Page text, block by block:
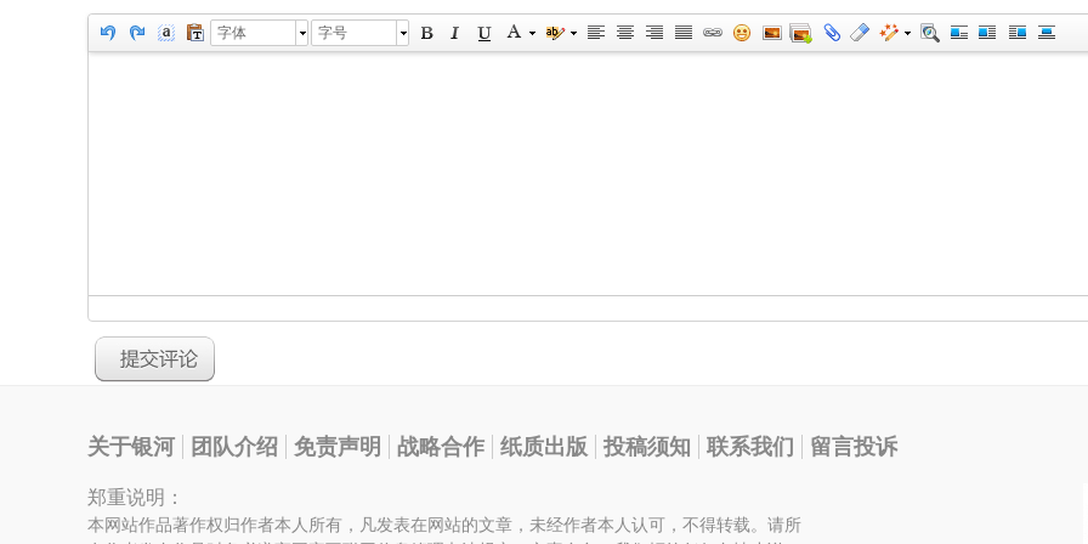
字体 字号
关于银河 团队介绍 免责声明 战略合作 纸质出版 投稿须知 联系我们 留言投诉
郑重说明：
本网站作品著作权归作者本人所有，凡发表在网站的文章，未经作者本人认可，不得转载。请所